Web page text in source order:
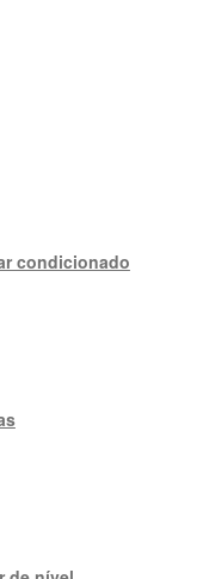
condicionado